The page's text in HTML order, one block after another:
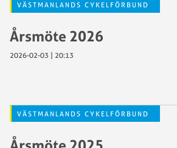
VÄSTMANLANDS CYKELFÖRBUND
Årsmöte 2026
2026-02-03 | 20:13
VÄSTMANLANDS CYKELFÖRBUND